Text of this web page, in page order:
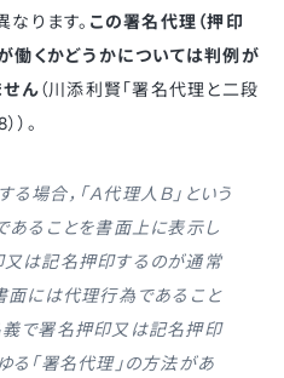
ります。 この署名代理（押印
働くかどうかについては判例が
せん（川添利賢「署名代理と二段
。
場合，「Ａ代理人Ｂ」という
あることを書面上に表示し
又は記名押印するのが通常
面には代理行為であること
義で署名押印又は記名押印
る「署名代理」の方法があ